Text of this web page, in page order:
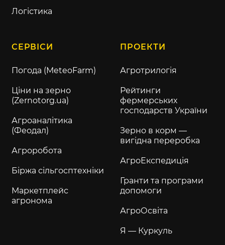
Логістика
СЕРВІСИ
Погода (MeteoFarm)
Ціни на зерно
(Zernotorg.ua)
Агроаналітика
(Феодал)
Агроробота
Біржа сільгосптехніки
Маркетплейс
агронома
ПРОЕКТИ
Агротрилогія
Рейтинги
фермерських
господарств України
Зерно в корм —
вигідна переробка
АгроЕкспедиція
Гранти та програми
допомоги
АгроОсвіта
Я — Куркуль